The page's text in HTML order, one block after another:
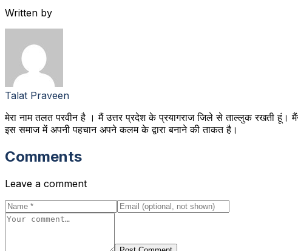
Written by
Talat Praveen
मेरा नाम तलत परवीन है । मैं उत्तर प्रदेश के प्रयागराज जिले से ताल्लुक रखती हूं।
इस समाज में अपनी पहचान अपने कलम के द्वारा बनाने की ताकत है।
Comments
Leave a comment